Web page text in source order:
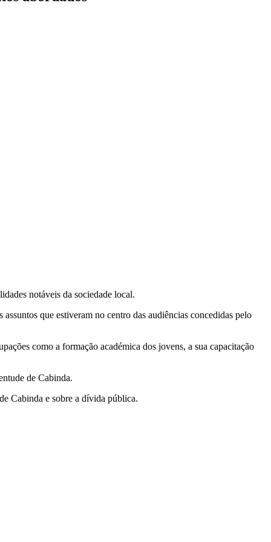
notáveis da sociedade local.
que estiveram no centro das audiências concedidas pelo
como a formação académica dos jovens, a sua capacitação
de Cabinda.
Cabinda e sobre a dívida pública.